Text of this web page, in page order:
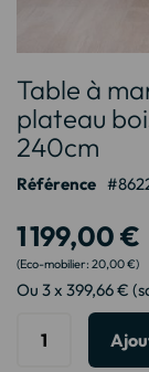
au
début
de
la
Galerie
Table à
plateau
240cm
Référence
1 199,00 €
20,00 €
Ou 3 x 399,66 €